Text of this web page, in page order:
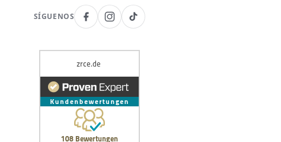
SÍGUENOS